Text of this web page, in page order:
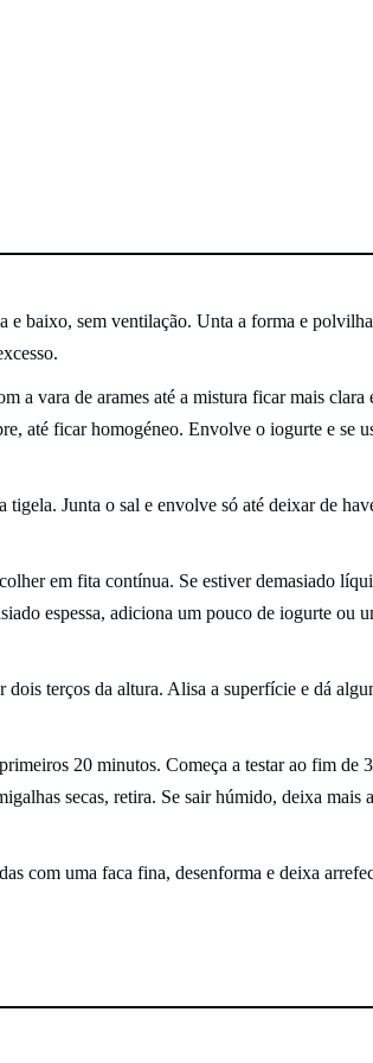
e baixo, sem ventilação. Unta a forma e
a vara de arames até a mistura ficar mais clara
até ficar homogéneo. Envolve o iogurte e se
tigela. Junta o sal e envolve só até deixar de
em fita contínua. Se estiver demasiado
espessa, adiciona um pouco de iogurte ou
dois terços da altura. Alisa a superfície e dá
20 minutos. Começa a testar ao fim de
secas, retira. Se sair húmido, deixa mais
com uma faca fina, desenforma e deixa